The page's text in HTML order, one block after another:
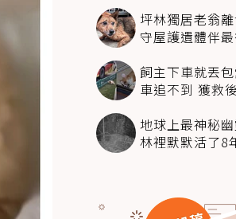
坪林獨居老翁
守屋護遺體伴
飼主下車就丟
車追不到 獲救
地球上最神秘
林裡默默活了8